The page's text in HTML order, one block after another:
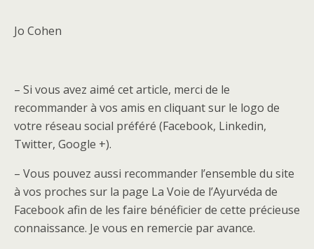
Jo Cohen
– Si vous avez aimé cet article, merci de le
recommander à vos amis en cliquant sur le logo de
votre réseau social préféré (Facebook, Linkedin,
Twitter, Google +).
– Vous pouvez aussi recommander l’ensemble du site
à vos proches sur la page La Voie de l’Ayurvéda de
Facebook afin de les faire bénéficier de cette précieuse
connaissance. Je vous en remercie par avance.